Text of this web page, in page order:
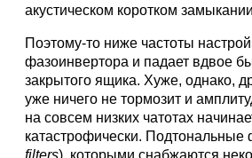
акустическом коротком
Поэтому-то ниже частоты
фазоинвертора и падает вдвое
закрытого ящика. Хуже, однако,
уже ничего не тормозит и
на совсем низких чатотах
катастрофически. Подтональные
filters), которыми снабжаются